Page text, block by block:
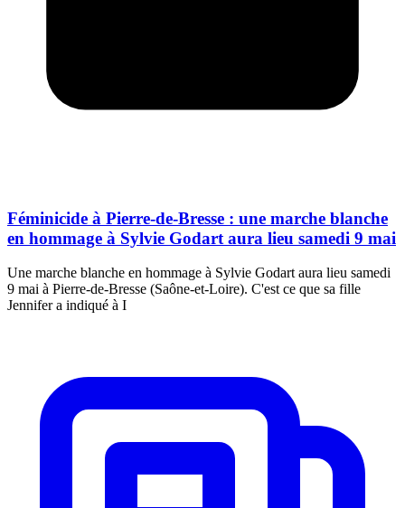
Féminicide à Pierre-de-Bresse : une marche blanche
en hommage à Sylvie Godart aura lieu samedi 9 mai
Une marche blanche en hommage à Sylvie Godart aura lieu samedi
9 mai à Pierre-de-Bresse (Saône-et-Loire). C'est ce que sa fille
Jennifer a indiqué à I